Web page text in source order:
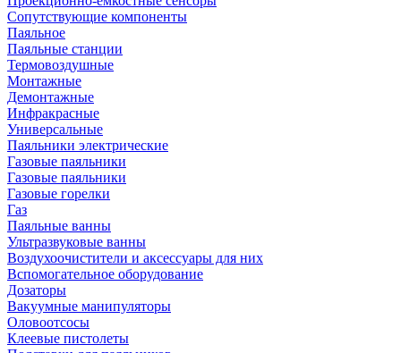
Сопутствующие компоненты
Паяльное
Паяльные станции
Термовоздушные
Монтажные
Демонтажные
Инфракрасные
Универсальные
Паяльники электрические
Газовые паяльники
Газовые паяльники
Газовые горелки
Газ
Паяльные ванны
Ультразвуковые ванны
Воздухоочистители и аксессуары для них
Вспомогательное оборудование
Дозаторы
Вакуумные манипуляторы
Оловоотсосы
Клеевые пистолеты